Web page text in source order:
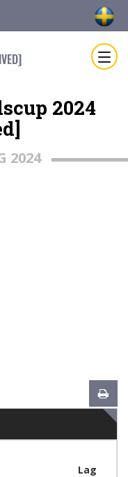
2024
2024
Lag